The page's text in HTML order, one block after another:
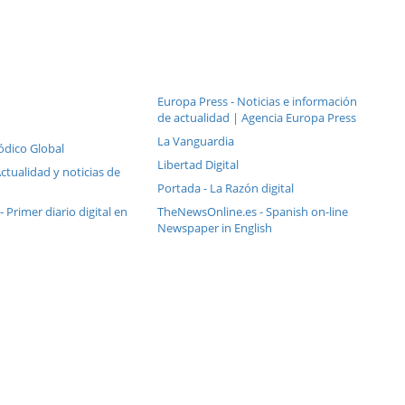
Global
y noticias de
Primer diario digital en
Europa Press - Noticias e información
de actualidad | Agencia Europa Press
La Vanguardia
Libertad Digital
Portada - La Razón digital
TheNewsOnline.es - Spanish on-line
Newspaper in English